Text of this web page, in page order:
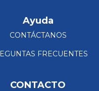
Ayuda
CONTÁCTANOS
FRECUENTES
CONTACTO